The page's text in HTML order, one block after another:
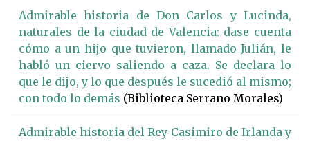
Admirable historia de Don Carlos y Lucinda,
naturales de la ciudad de Valencia: dase cuenta
cómo a un hijo que tuvieron, llamado Julián, le
habló un ciervo saliendo a caza. Se declara lo
que le dijo, y lo que después le sucedió al mismo;
con todo lo demás (Biblioteca Serrano Morales)
Admirable historia del Rey Casimiro de Irlanda y